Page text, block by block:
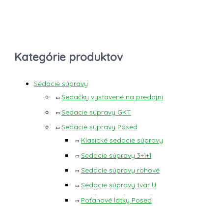
Kategórie produktov
Sedacie súpravy
Sedačky vystavené na predajni
Sedacie súpravy GKT
Sedacie súpravy Posed
Klasické sedacie súpravy
Sedacie súpravy 3+1+1
Sedacie súpravy rohové
Sedacie súpravy tvar U
Poťahové látky Posed